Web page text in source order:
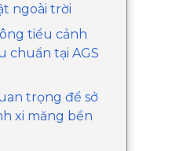
ngoài trời
tiểu cảnh
chuẩn tại AGS
trọng để sở
xi măng bền